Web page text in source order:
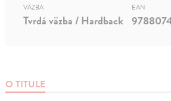
O TITULE
VÄZBA
Tvrdá väzba / Hardback
EAN